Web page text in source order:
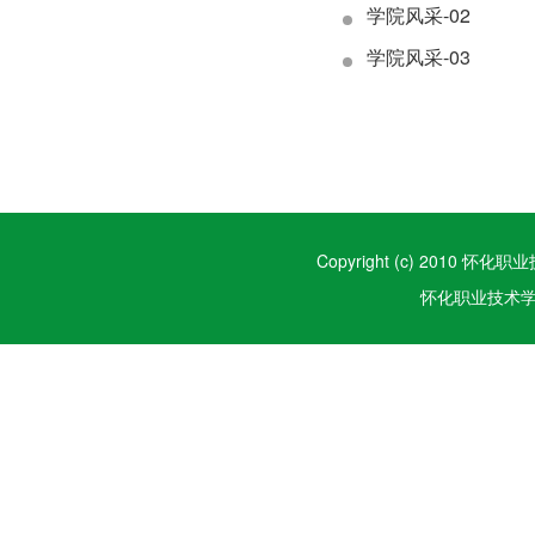
学院风采-02
学院风采-03
Copyright (c) 2010 怀化职
怀化职业技术